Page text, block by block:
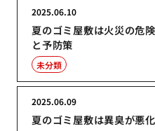
夏のゴミ屋敷は火災の危
と予防策
2025.06.10
未分類
夏のゴミ屋敷は異臭が悪
2025.06.09